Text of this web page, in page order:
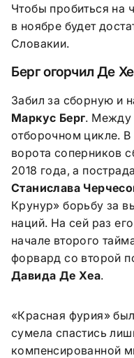
Чтобы пробиться на
в ноябре будет
Словакии.
Берг огорчил Де
Забил за сборную и
Маркус Берг. Между
отборочном цикле.
ворота соперников
2018 года, а
Станислава
Крунур» борьбу за
наций. На сей раз
начале второго
форвард со второй
Давида Де Хеа.
«Красная фурия»
сумела спастись
компенсированной